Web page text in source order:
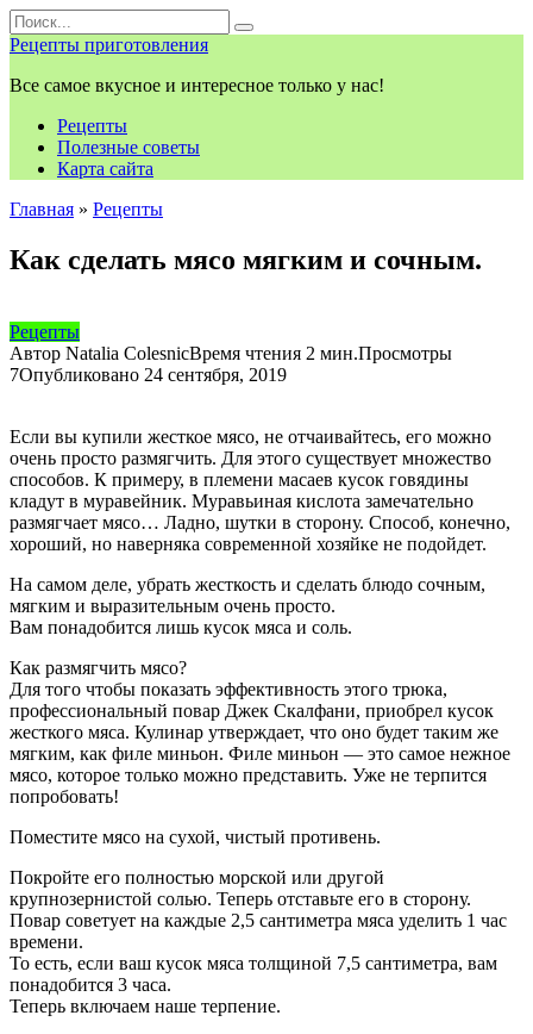
Перейти
к
контенту
Search
for:
Рецепты приготовления
Все самое вкусное и интересное только у нас!
Рецепты
Полезные советы
Карта сайта
Главная » Рецепты
Как сделать мясо мягким и сочным.
Рецепты
Автор Natalia ColesnicВремя чтения 2 мин.Просмотры
7Опубликовано 24 сентября, 2019
Если вы купили жесткое мясо, не отчаивайтесь, его можно
очень просто размягчить. Для этого существует множество
способов. К примеру, в племени масаев кусок говядины
кладут в муравейник. Муравьиная кислота замечательно
размягчает мясо… Ладно, шутки в сторону. Способ, конечно,
хороший, но наверняка современной хозяйке не подойдет.
На самом деле, убрать жесткость и сделать блюдо сочным,
мягким и выразительным очень просто.
Вам понадобится лишь кусок мяса и соль.
Как размягчить мясо?
Для того чтобы показать эффективность этого трюка,
профессиональный повар Джек Скалфани, приобрел кусок
жесткого мяса. Кулинар утверждает, что оно будет таким же
мягким, как филе миньон. Филе миньон — это самое нежное
мясо, которое только можно представить. Уже не терпится
попробовать!
Поместите мясо на сухой, чистый противень.
Покройте его полностью морской или другой
крупнозернистой солью. Теперь отставьте его в сторону.
Повар советует на каждые 2,5 сантиметра мяса уделить 1 час
времени.
То есть, если ваш кусок мяса толщиной 7,5 сантиметра, вам
понадобится 3 часа.
Теперь включаем наше терпение.